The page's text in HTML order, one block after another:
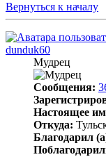
Вернуться к началу
dunduk60
Мудрец
Сообщения:
Настоящее
Откуда:
Благодарил